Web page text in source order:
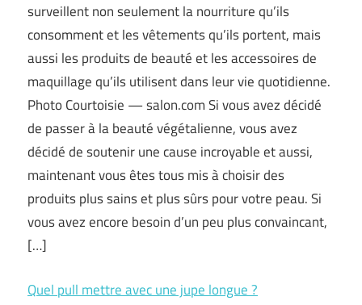
surveillent non seulement la nourriture qu’ils
consomment et les vêtements qu’ils portent, mais
aussi les produits de beauté et les accessoires de
maquillage qu’ils utilisent dans leur vie quotidienne.
Photo Courtoisie — salon.com Si vous avez décidé
de passer à la beauté végétalienne, vous avez
décidé de soutenir une cause incroyable et aussi,
maintenant vous êtes tous mis à choisir des
produits plus sains et plus sûrs pour votre peau. Si
vous avez encore besoin d’un peu plus convaincant,
[…]
Quel pull mettre avec une jupe longue ?